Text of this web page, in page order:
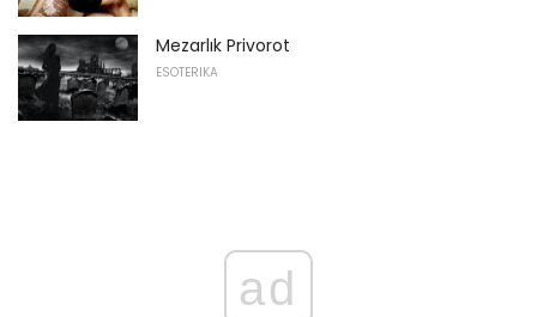
Mezarlık Privorot
ESOTERIKA
ad